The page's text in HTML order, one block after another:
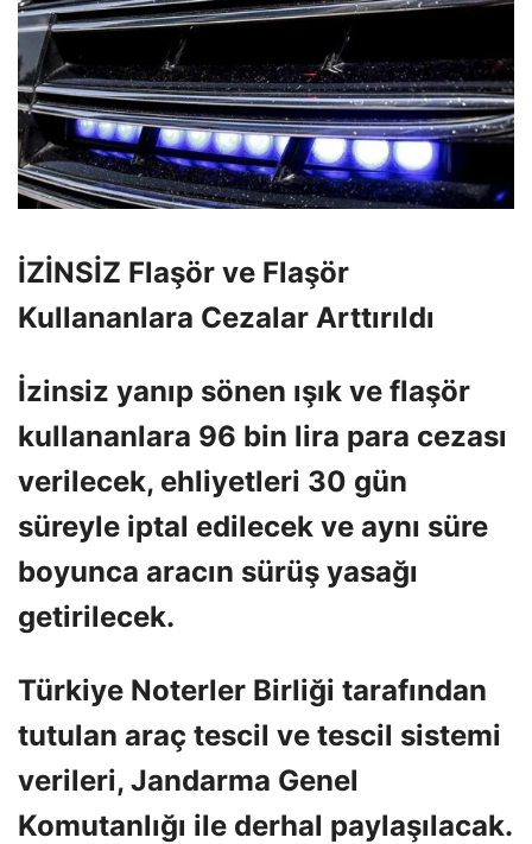
İZİNSİZ Flaşör ve Flaşör
Kullananlara Cezalar Arttırıldı
İzinsiz yanıp sönen ışık ve flaşör
kullananlara 96 ​​bin lira para cezası
verilecek, ehliyetleri 30 gün
süreyle iptal edilecek ve aynı süre
boyunca aracın sürüş yasağı
getirilecek.
Türkiye Noterler Birliği tarafından
tutulan araç tescil ve tescil sistemi
verileri, Jandarma Genel
Komutanlığı ile derhal paylaşılacak.